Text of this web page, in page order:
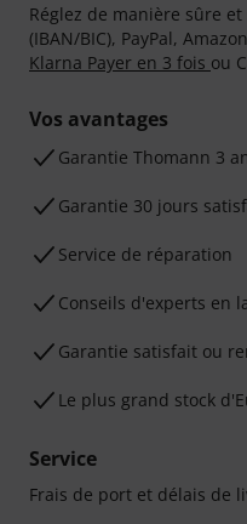
Réglez de manière sûre
(IBAN/BIC), PayPal,
Klarna Payer en 3 fois ou
Vos avantages
Ga­ran­tie Thomann 3
Garantie 30 jours
Service de réparation
Conseils d'experts en
Garantie satisfait ou
Le plus grand stock
Service
Frais de port et délais de